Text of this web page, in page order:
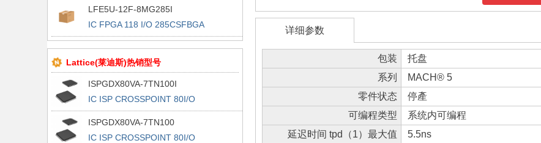
LFE5U-12F-8MG285I
IC FPGA 118 I/O 285CSFBGA
Lattice(莱迪斯)热销型号
ISPGDX80VA-7TN100I
IC ISP CROSSPOINT 80I/O
100TQFP
ISPGDX80VA-7TN100
IC ISP CROSSPOINT 80I/O
详细参数
包装
托盘
系列
MACH® 5
零件状态
停產
可编程类型
系统内可编程
延迟时间 tpd（1）最大值
5.5ns